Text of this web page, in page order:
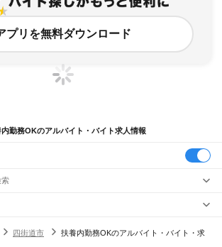
プリを無料ダウンロード
勤務OKのアルバイト・バイト求人情報
索
務OK 子育て千葉県 四街道市 介護職
四街道市
扶養内勤務OKのアルバイト・バイト・求